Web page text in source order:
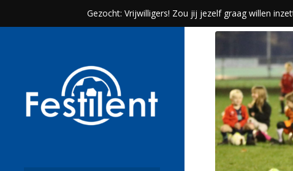
Gezocht: Vrijwilligers! Zou jij jezelf graag willen